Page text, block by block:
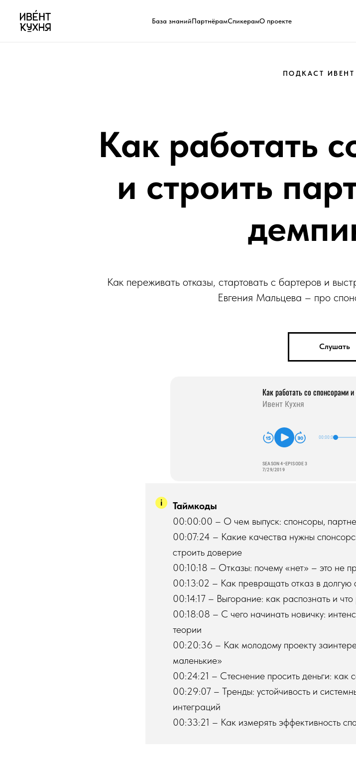
База знанийПартнёрамСпикерамО проекте
ПОДКАСТ ИВЕНТ
Как работать
и строить
Как переживать отказы, стартовать с бартеров и
Евгения Мальцева – про
Слушать
Таймкоды
00:00:00 – О чем выпуск: спонсоры,
00:07:24 – Какие качества нужны
строить доверие
00:10:18 – Отказы: почему «нет» – это не
00:13:02 – Как превращать отказ в долгую
00:14:17 – Выгорание: как распознать и
00:18:08 – С чего начинать новичку:
теории
00:20:36 – Как молодому проекту
маленькие»
00:24:21 – Стеснение просить деньги: как
00:29:07 – Тренды: устойчивость и
интеграций
00:33:21 – Как измерять эффективность